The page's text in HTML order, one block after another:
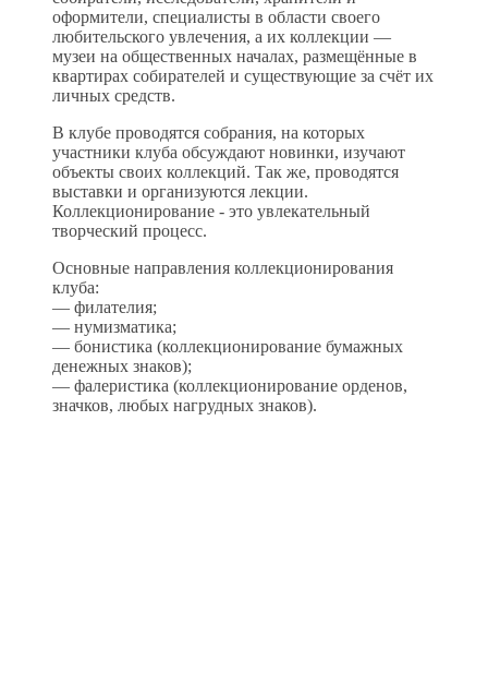
оформители, специалисты в области своего
любительского увлечения, а их коллекции —
музеи на общественных началах, размещённые в
квартирах собирателей и существующие за счёт их
личных средств.
В клубе проводятся собрания, на которых
участники клуба обсуждают новинки, изучают
объекты своих коллекций. Так же, проводятся
выставки и организуются лекции.
Коллекционирование - это увлекательный
творческий процесс.
Основные направления коллекционирования
клуба:
— филателия;
— нумизматика;
— бонистика (коллекционирование бумажных
денежных знаков);
— фалеристика (коллекционирование орденов,
значков, любых нагрудных знаков).